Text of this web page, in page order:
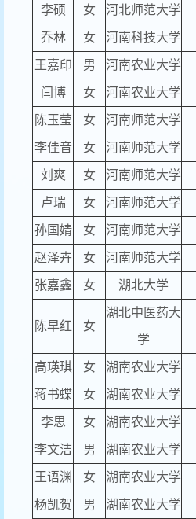
李硕 女 河北师范大学
乔林 女 河南科技大学
王嘉印 男 河南农业大学
闫博 女 河南农业大学
陈玉莹 女 河南师范大学
李佳音 女 河南师范大学
刘爽 女 河南师范大学
卢瑞 女 河南师范大学
孙国婧 女 河南师范大学
赵泽卉 女 河南师范大学
张嘉鑫 女 湖北大学
陈早红 女
湖北中医药大
学
高瑛琪 女 湖南农业大学
蒋书蝶 女 湖南农业大学
李思 女 湖南农业大学
李文洁 男 湖南农业大学
王语渊 女 湖南农业大学
杨凯贺 男 湖南农业大学